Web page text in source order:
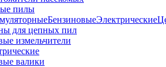
пилы
БензиновыеЭлектрические
для цепных пил
измельчители
валики